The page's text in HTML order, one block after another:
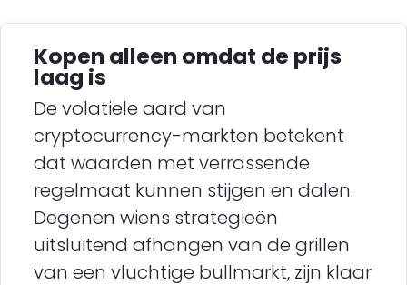
Kopen alleen omdat de prijs
laag is
De volatiele aard van
cryptocurrency-markten betekent
dat waarden met verrassende
regelmaat kunnen stijgen en dalen.
Degenen wiens strategieën
uitsluitend afhangen van de grillen
van een vluchtige bullmarkt, zijn klaar